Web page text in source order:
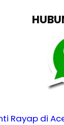
Rayap di